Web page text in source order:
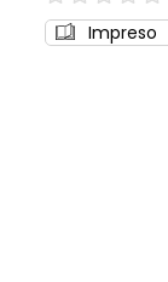
0%
Impreso